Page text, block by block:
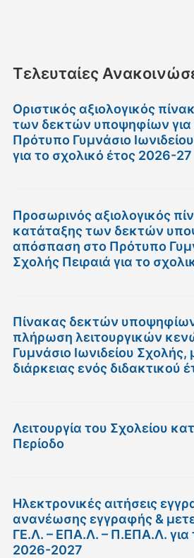
Τελευταίες
Οριστικός αξιολογικός
των δεκτών υποψηφίων
Πρότυπο Γυμνάσιο
για το σχολικό έτος 2026-27
Προσωρινός αξιολογικός
κατάταξης των δεκτών
απόσπαση στο Πρότυπο
Σχολής Πειραιά για το
Πίνακας δεκτών υποψηφίων
πλήρωση λειτουργικών
Γυμνάσιο Ιωνιδείου
διάρκειας ενός διδακτικού
Λειτουργία του Σχολείου
Περίοδο
Ηλεκτρονικές αιτήσεις
ανανέωσης εγγραφής &
ΓΕ.Λ. – ΕΠΑ.Λ. – Π.ΕΠΑ.Λ. για
2026-2027